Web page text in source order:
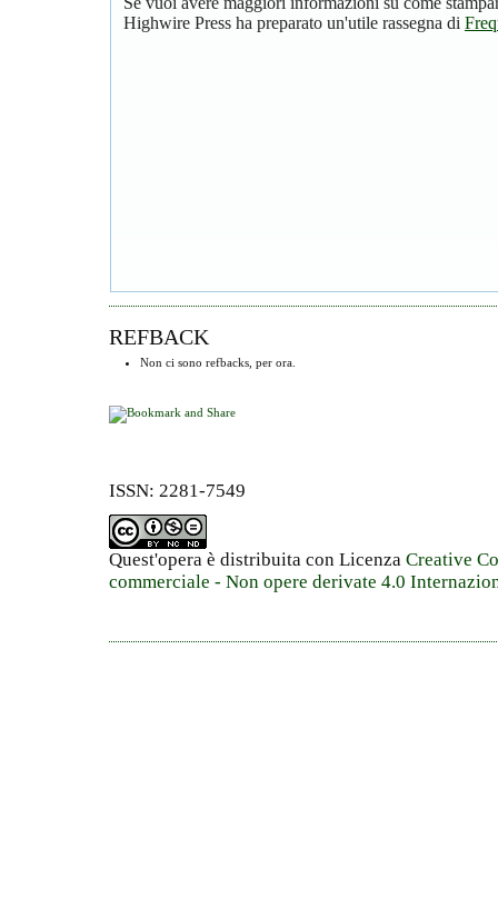
Highwire Press ha preparato un'utile rassegna di
REFBACK
Non ci sono refbacks, per ora.
ISSN: 2281-7549
Quest'opera è distribuita con Licenza Creative
commerciale - Non opere derivate 4.0